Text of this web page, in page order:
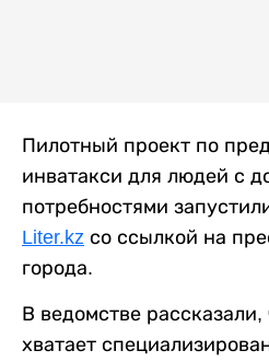
Пилотный проект по
инватакси для людей с
потребностями
Liter.kz со ссылкой на
города.
В ведомстве
хватает